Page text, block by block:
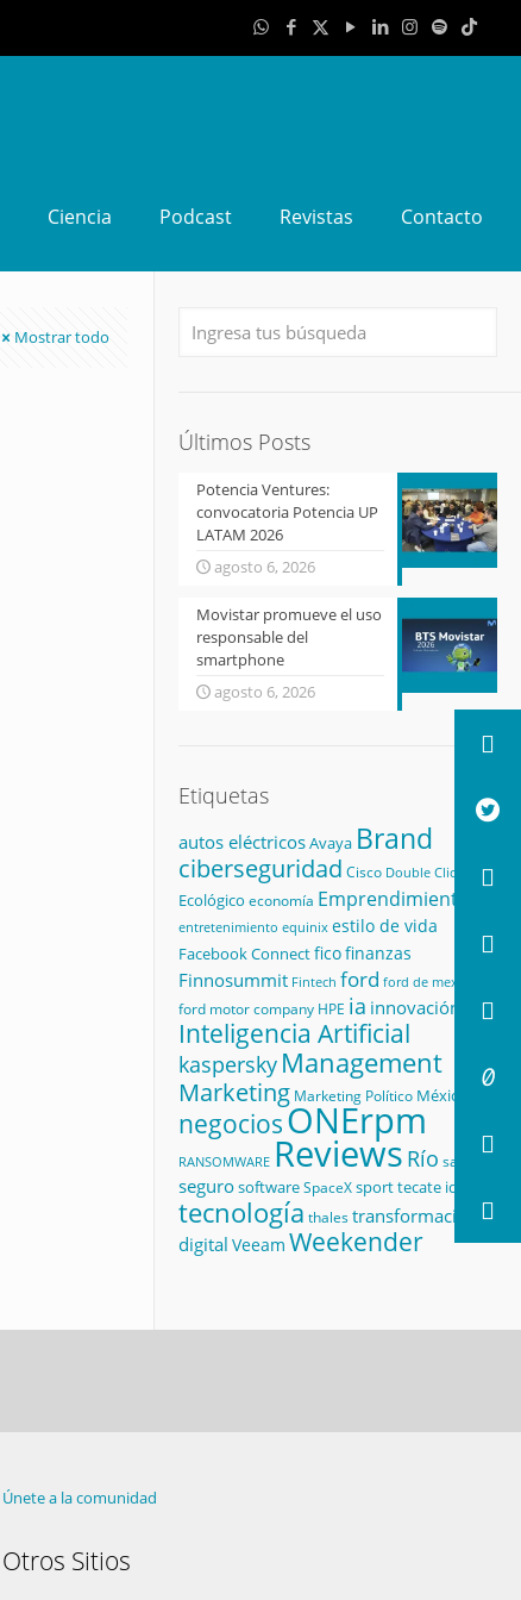
Ciencia Podcast Revistas Contacto
Mostrar todo
Últimos Posts
Potencia Ventures:
convocatoria Potencia UP
LATAM 2026
agosto 6, 2026
Movistar promueve el uso
responsable del
smartphone
agosto 6, 2026
Etiquetas
autos eléctricosAvaya Brand
ciberseguridad Cisco Double Click
Ecológico economía Emprendimiento
entretenimiento equinix estilo de vida
Facebook Connectficofinanzas
Finnosummit Fintech ford ford de mexico
ford motor company HPE ia innovación
Inteligencia Artificial
kaspersky Management
Marketing Marketing Político México
negociosONErpm
RANSOMWARE Reviews Río salud
segurosoftwareSpaceXsporttecate id
tecnología thalestransformación
digital Veeam Weekender
Únete a la comunidad
Otros Sitios